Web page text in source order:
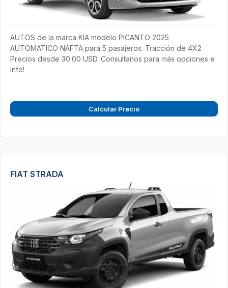
AUTOS de la marca KIA modelo PICANTO 2025
AUTOMATICO NAFTA para 5 pasajeros. Tracción de 4X2
Precios desde 30.00 USD. Consultanos para más opciones e
info!
Calcular Precio
FIAT STRADA